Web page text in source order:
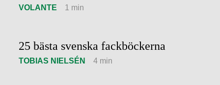
VOLANTE 1 min
25 bästa svenska fackböckerna
TOBIAS NIELSÉN 4 min